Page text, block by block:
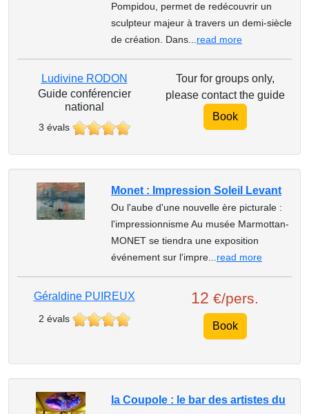
Pompidou, permet de redécouvrir un
sculpteur majeur à travers un demi-siècle
de création. Dans... read more
Ludivine RODON
Guide conférencier
national
3 évals
Tour for groups only,
please contact the guide
Book
Monet : Impression Soleil Levant
Ou l'aube d'une nouvelle ère picturale :
l'impressionnisme Au musée Marmottan-
MONET se tiendra une exposition
événement sur l'impre... read more
Géraldine PUIREUX
2 évals
12 €/pers.
Book
la Coupole : le bar des artistes du